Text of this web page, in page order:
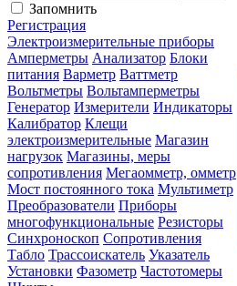
Запомнить
Регистрация
Электроизмерительные приборы
Амперметры Анализатор Блоки
питания Варметр Ваттметр
Вольтметры Вольтамперметры
Генератор Измерители Индикаторы
Калибратор Клещи
электроизмерительные Магазин
нагрузок Магазины, меры
сопротивления Мегаомметр, омметр
Мост постоянного тока Мультиметр
Преобразователи Приборы
многофункциональные Резисторы
Синхроноскоп Сопротивления
Табло Трассоискатель Указатель
Установки Фазометр Частотомеры